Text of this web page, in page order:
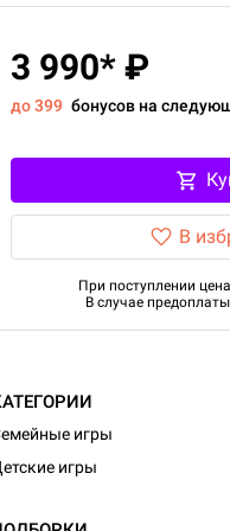
3 990* ₽
до 399 бонусов на
В
При поступлении
В случае
игры
игры